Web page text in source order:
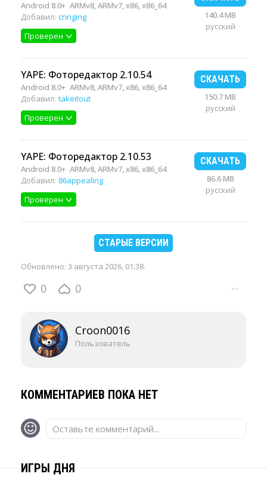
Android 8.0+ ARMv8, ARMv7, x86, x86_64
Добавил: cringing
Проверен
140.4 MB
русский
YAPE: Фоторедактор 2.10.54
Android 8.0+ ARMv8, ARMv7, x86, x86_64
Добавил: takeitout
Проверен
СКАЧАТЬ
150.7 MB
русский
YAPE: Фоторедактор 2.10.53
Android 8.0+ ARMv8, ARMv7, x86, x86_64
Добавил: 86appealing
Проверен
СКАЧАТЬ
86.6 MB
русский
СТАРЫЕ ВЕРСИИ
Обновлено: 3 августа 2026, 01:38.
0 0 ···
Croon0016
Пользователь
КОММЕНТАРИЕВ ПОКА НЕТ
Оставьте комментарий...
ИГРЫ ДНЯ